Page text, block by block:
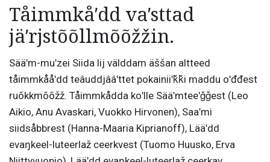
Tåimmkåʹdd vaʹsttad
jäʹrjstõõllmõõžžin.
Sääʹm-muʹzei Siida lij välddam äššan altteed
tåimmkååʹdd teâuddjââʹttet pokainiiʹǩǩi maddu oʹđđest
ruõkkmõõžž. Tåimmkådda koʹlle Sääʹmteeʹǧǧest (Leo
Aikio, Anu Avaskari, Vuokko Hirvonen), Saaʹmi
siidsåbbrest (Hanna-Maaria Kiprianoff), Lääʹdd
evaŋkeel-luteerlaž ceerkvest (Tuomo Huusko, Erva